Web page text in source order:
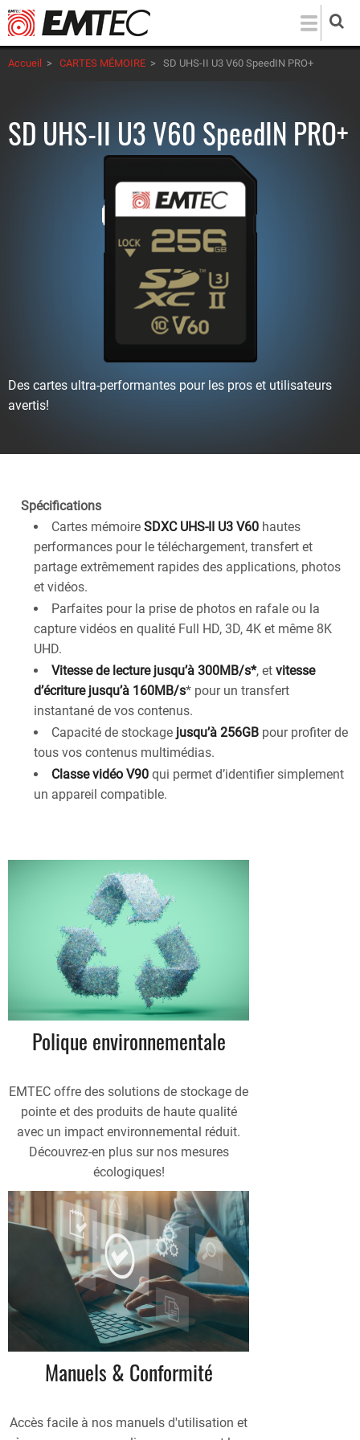
Aller
au
contenu
principal
Accueil > CARTES MÉMOIRE > SD UHS-II U3 V60 SpeedIN PRO+
SD UHS-II U3 V60 SpeedIN PRO+
Des cartes ultra-performantes pour les pros et utilisateurs
avertis!
Spécifications
Cartes mémoire SDXC UHS-II U3 V60 hautes
performances pour le téléchargement, transfert et
partage extrêmement rapides des applications, photos
et vidéos.
Parfaites pour la prise de photos en rafale ou la
capture vidéos en qualité Full HD, 3D, 4K et même 8K
UHD.
Vitesse de lecture jusqu’à 300MB/s*, et vitesse
d’écriture jusqu’à 160MB/s* pour un transfert
instantané de vos contenus.
Capacité de stockage jusqu’à 256GB pour profiter de
tous vos contenus multimédias.
Classe vidéo V90 qui permet d’identifier simplement
un appareil compatible.
Polique environnementale
EMTEC offre des solutions de stockage de
pointe et des produits de haute qualité
avec un impact environnemental réduit.
Découvrez-en plus sur nos mesures
écologiques!
Manuels & Conformité
Accès facile à nos manuels d'utilisation et